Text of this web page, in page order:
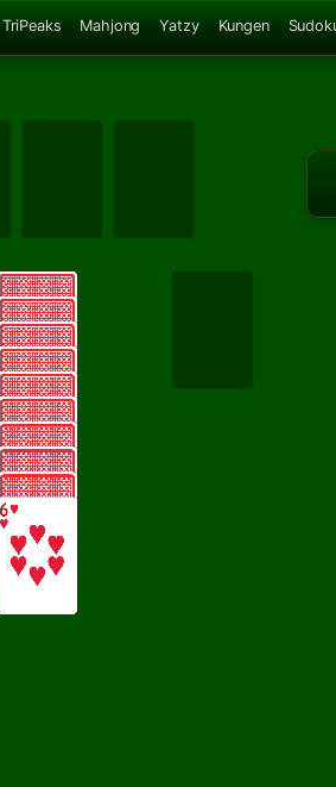
TriPeaks Mahjong Yatzy Kungen